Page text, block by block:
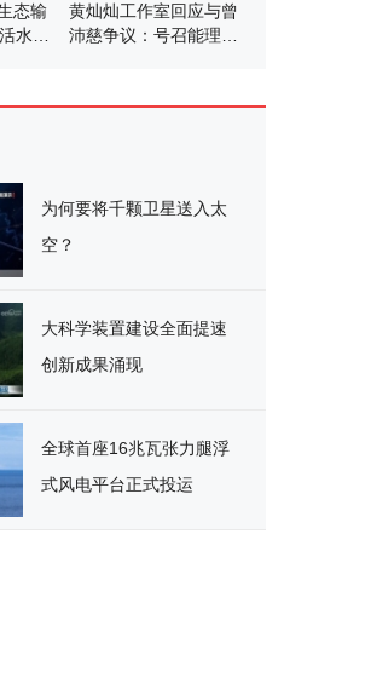
态输
水滋
黄灿灿工作室回应与曾
沛慈争议：号召能理智
为何要将千颗卫星送入太
空？
大科学装置建设全面提速
创新成果涌现
全球首座16兆瓦张力腿浮
式风电平台正式投运